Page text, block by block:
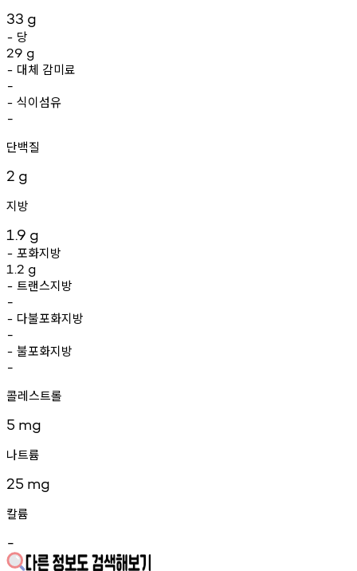
33 g
- 당
29 g
- 대체 감미료
-
- 식이섬유
-
단백질
2 g
지방
1.9 g
- 포화지방
1.2 g
- 트랜스지방
-
- 다불포화지방
-
- 불포화지방
-
콜레스트롤
5 mg
나트륨
25 mg
칼륨
-